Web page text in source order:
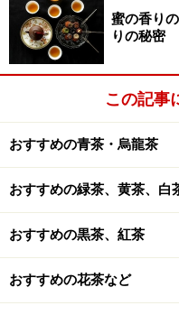
蜜の香り
りの秘密
この記事
おすすめの青茶・烏龍茶
おすすめの緑茶、黄茶、白
おすすめの黒茶、紅茶
おすすめの花茶など